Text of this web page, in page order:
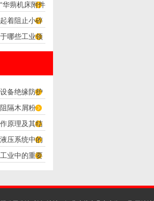
蒴机床附件”
着阻止小碎
哪些工业领
备绝缘防护
隔木屑粉
全
原理及其结
压系统中的
业中的重要